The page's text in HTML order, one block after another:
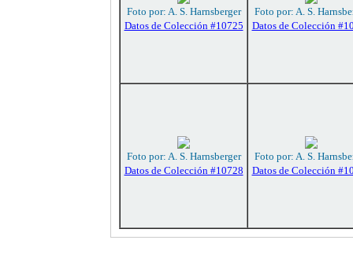
Foto por: A. S. Harnsberger
Datos de Colección #10725
Foto por: A. S.
Datos de Colección
Foto por: A. S. Harnsberger
Datos de Colección #10728
Foto por: A. S.
Datos de Colección